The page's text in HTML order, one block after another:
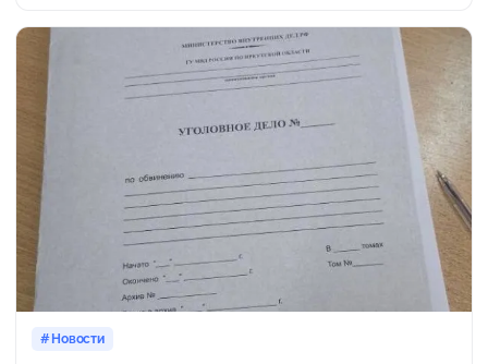
Новости